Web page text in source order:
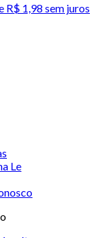
R$ 1,98 sem juros
Le